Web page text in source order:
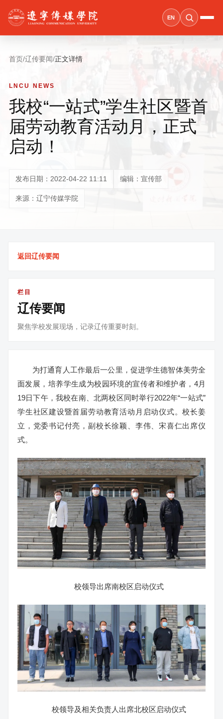
EN
首页/辽传要闻/正文详情
LNCU NEWS
我校“一站式”学生社区暨首
届劳动教育活动月，正式
启动！
发布日期：2022-04-22 11:11 编辑：宣传部
来源：辽宁传媒学院
返回辽传要闻
栏目
辽传要闻
聚焦学校发展现场，记录辽传重要时刻。
为打通育人工作最后一公里，促进学生德智体美劳全
面发展，培养学生成为校园环境的宣传者和维护者，4月
19日下午，我校在南、北两校区同时举行2022年“一站式”
学生社区建设暨首届劳动教育活动月启动仪式。校长姜
立，党委书记付亮，副校长徐颖、李伟、宋喜仁出席仪
式。
校领导出席南校区启动仪式
校领导及相关负责人出席北校区启动仪式